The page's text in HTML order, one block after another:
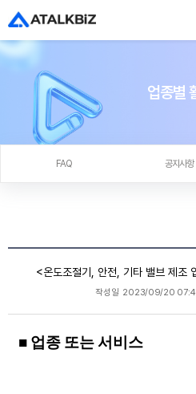
업종별
FAQ 공지사항
<온도조절기, 안전, 기타 밸브 제조
작성일 2023/09/20
■ 업종 또는 서비스